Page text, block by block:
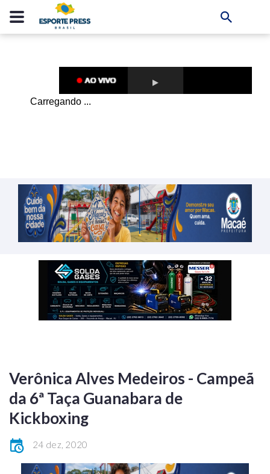
Verônica Alves Medeiros - Campeã
da 6ª Taça Guanabara de
Kickboxing
24 dez, 2020